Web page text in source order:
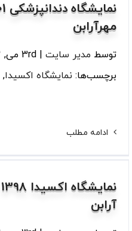
مهرآرابن
توسط مدیر سایت 3rd می, 2023
برچسب‌ها: نمایشگاه اکسیدا,
ادامه مطلب
آرابن